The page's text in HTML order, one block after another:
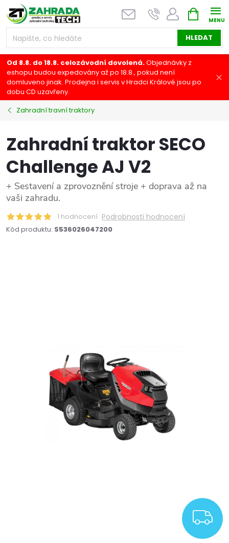
Přejít
na
obsah
HLEDAT
NÁKUPNÍ
KOŠÍK
Od 8.8. do 18.8. celozávodní dovolená.Objednávky z
eshopu budou expedovány až po 18.8., pokud není
domluveno jinak. Prodejna i servis v Hradci Králové jsou po
dobu CD uzavřeny.
Zahradní travní traktory
Zahradní traktor SECO
Challenge AJ V2
+ Sestavení a zprovoznění stroje + doprava až na
vaši zahradu.
1 hodnocení Podrobnosti hodnocení
Kód produktu: S536026047200